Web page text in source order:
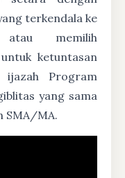
terkendala ke
memilih
ketuntasan
ijazah Program
yang sama
SMA/MA.